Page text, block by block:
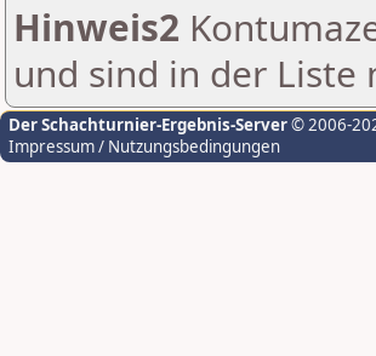
Hinweis2
und sind in der
Der Schachturnier-Ergebnis-Server© 2006-
Impressum / Nutzungsbedingungen